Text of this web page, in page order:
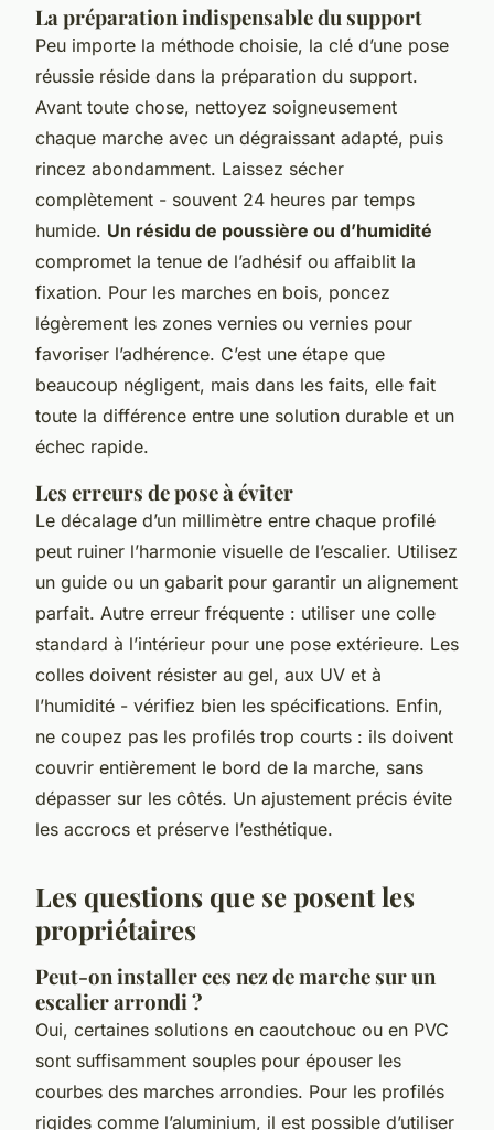
La préparation indispensable du support
Peu importe la méthode choisie, la clé d’une pose
réussie réside dans la préparation du support.
Avant toute chose, nettoyez soigneusement
chaque marche avec un dégraissant adapté, puis
rincez abondamment. Laissez sécher
complètement - souvent 24 heures par temps
humide. Un résidu de poussière ou d’humidité
compromet la tenue de l’adhésif ou affaiblit la
fixation. Pour les marches en bois, poncez
légèrement les zones vernies ou vernies pour
favoriser l’adhérence. C’est une étape que
beaucoup négligent, mais dans les faits, elle fait
toute la différence entre une solution durable et un
échec rapide.
Les erreurs de pose à éviter
Le décalage d’un millimètre entre chaque profilé
peut ruiner l’harmonie visuelle de l’escalier. Utilisez
un guide ou un gabarit pour garantir un alignement
parfait. Autre erreur fréquente : utiliser une colle
standard à l’intérieur pour une pose extérieure. Les
colles doivent résister au gel, aux UV et à
l’humidité - vérifiez bien les spécifications. Enfin,
ne coupez pas les profilés trop courts : ils doivent
couvrir entièrement le bord de la marche, sans
dépasser sur les côtés. Un ajustement précis évite
les accrocs et préserve l’esthétique.
Les questions que se posent les
propriétaires
Peut-on installer ces nez de marche sur un
escalier arrondi ?
Oui, certaines solutions en caoutchouc ou en PVC
sont suffisamment souples pour épouser les
courbes des marches arrondies. Pour les profilés
rigides comme l’aluminium, il est possible d’utiliser